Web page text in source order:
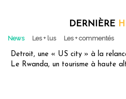
DERNIÈRE
News Les + lus Les + commentés
Detroit, une « US city » à la
Le Rwanda, un tourisme à haute